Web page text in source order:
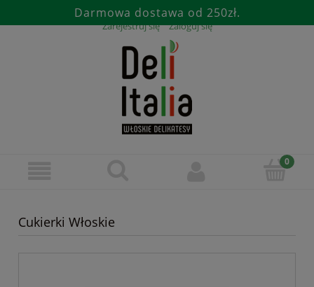
Darmowa dostawa od 250zł.
Zarejestruj się Zaloguj się
Cukierki Włoskie